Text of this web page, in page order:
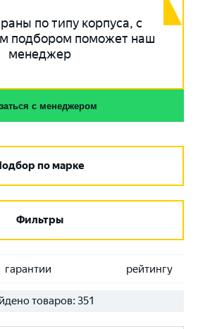
по типу корпуса, с
подбором поможет наш
менеджер
с менеджером
по марке
Фильтры
гарантии рейтингу
товаров: 351